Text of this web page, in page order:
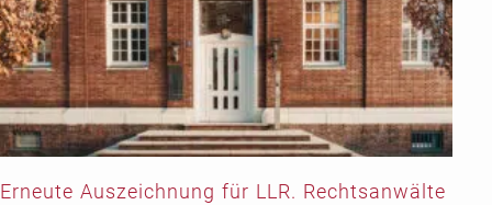
Erneute Auszeichnung für LLR. Rechtsanwälte